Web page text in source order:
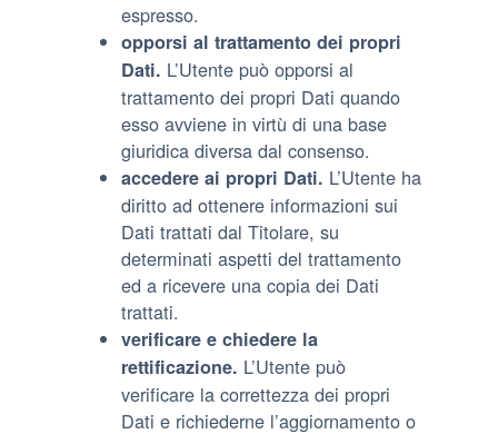
espresso.
opporsi al trattamento dei propri
Dati. L’Utente può opporsi al
trattamento dei propri Dati quando
esso avviene in virtù di una base
giuridica diversa dal consenso.
accedere ai propri Dati. L’Utente ha
diritto ad ottenere informazioni sui
Dati trattati dal Titolare, su
determinati aspetti del trattamento
ed a ricevere una copia dei Dati
trattati.
verificare e chiedere la
rettificazione. L’Utente può
verificare la correttezza dei propri
Dati e richiederne l’aggiornamento o